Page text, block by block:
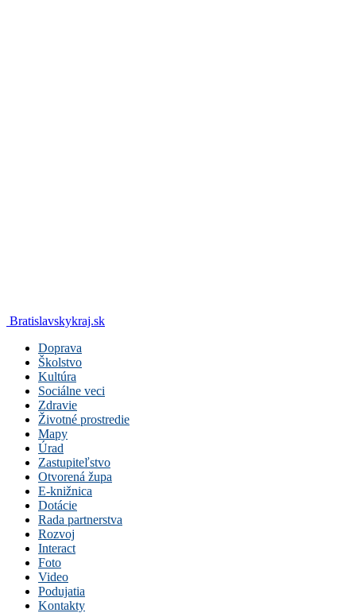
Bratislavskykraj.sk
Doprava
Školstvo
Kultúra
Sociálne veci
Zdravie
Životné prostredie
Mapy
Úrad
Zastupiteľstvo
Otvorená župa
E-knižnica
Dotácie
Rada partnerstva
Rozvoj
Interact
Foto
Video
Podujatia
Kontakty